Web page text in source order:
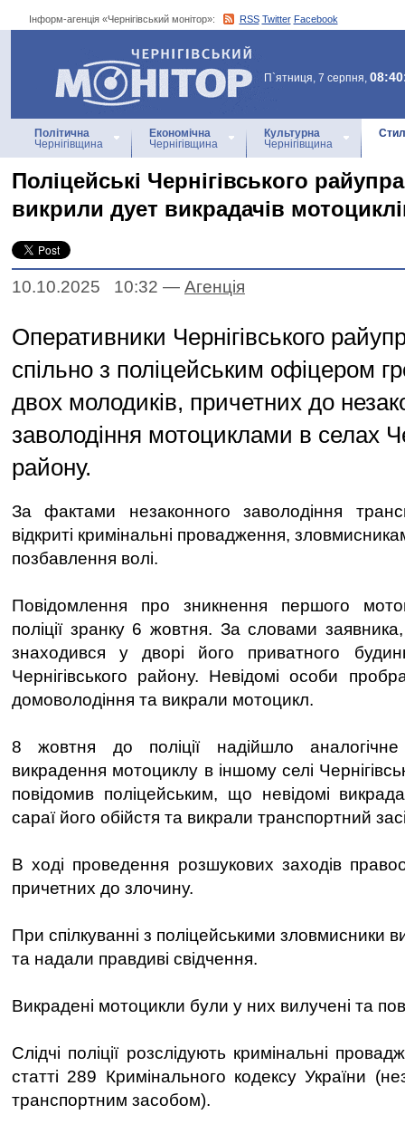
Інформ-агенція «Чернігівський монітор»: RSS Twitter Facebook
Інформ-агенція
«Чернігівський монітор»
П`ятниця, 7 серпня,
Політична
Чернігівщина
Економічна
Чернігівщина
Культурна
Чернігівщина
Поліцейські Чернігівського
викрили дует викрадачів
10.10.2025 10:32 — Агенцiя
Оперативники Чернігівського
спільно з поліцейським офіцером
двох молодиків, причетних до
заволодіння мотоциклами в селах
району.
За фактами незаконного заволодіння
відкриті кримінальні провадження,
позбавлення волі.
Повідомлення про зникнення першого
поліції зранку 6 жовтня. За словами
знаходився у дворі його приватного
Чернігівського району. Невідомі особи
домоволодіння та викрали мотоцикл.
8 жовтня до поліції надійшло
викрадення мотоциклу в іншому селі
повідомив поліцейським, що невідомі
сараї його обійстя та викрали транспортний
В ході проведення розшукових заходів
причетних до злочину.
При спілкуванні з поліцейськими зловмисники
та надали правдиві свідчення.
Викрадені мотоцикли були у них вилучені та
Слідчі поліції розслідують кримінальні
статті 289 Кримінального кодексу України
транспортним засобом).